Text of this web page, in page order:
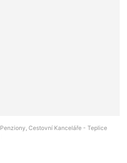
Penziony, Cestovní Kanceláře - Teplice